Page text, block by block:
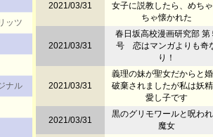
ッツ
ナル
2021/03/31
女子に説教したら、めち
ちゃ懐かれた
2021/03/31
春日坂高校漫画研究部 第
号 恋はマンガよりも奇
り！
2021/03/31
義理の妹が聖女だからと
破棄されましたが私は妖
愛し子です
2021/03/31
黒のグリモワールと呪わ
魔女